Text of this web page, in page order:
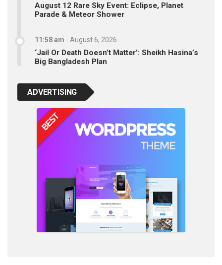
August 12 Rare Sky Event: Eclipse, Planet
Parade & Meteor Shower
11:58 am - August 6, 2026
‘Jail Or Death Doesn’t Matter’: Sheikh Hasina’s
Big Bangladesh Plan
ADVERTISING